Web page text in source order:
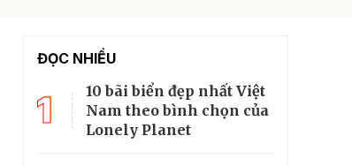
ĐỌC NHIỀU
1
10 bãi biển đẹp nhất Việt
Nam theo bình chọn của
Lonely Planet